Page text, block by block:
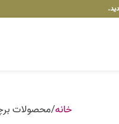
خانه محصولات